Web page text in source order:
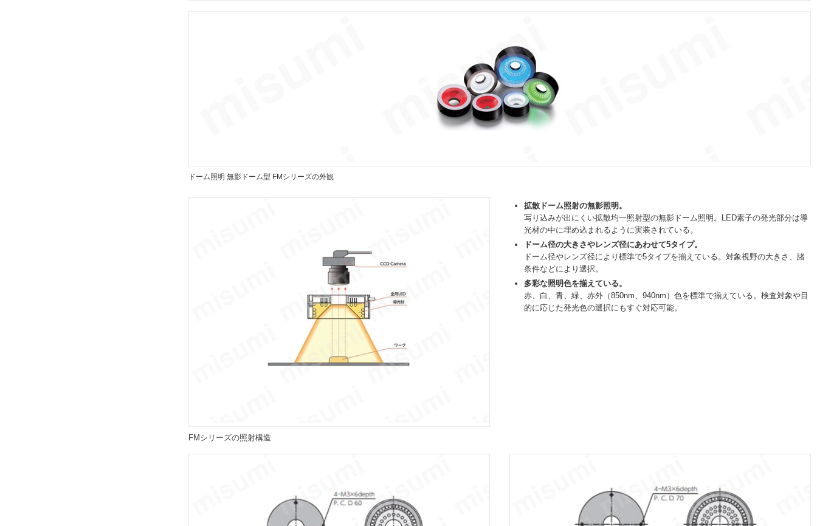
ドーム照明 無影ドーム型 FMシリーズの外観
FMシリーズの照射構造
拡散ドーム照射の無影照明。
写り込みが出にくい拡散均一照射型の無影ドーム照明。LED素子の発光部分は導
光材の中に埋め込まれるように実装されている。
ドーム径の大きさやレンズ径にあわせて5タイプ。
ドーム径やレンズ径により標準で5タイプを揃えている。対象視野の大きさ、諸
条件などにより選択。
多彩な照明色を揃えている。
赤、白、青、緑、赤外（850nm、940nm）色を標準で揃えている。検査対象や目
的に応じた発光色の選択にもすぐ対応可能。